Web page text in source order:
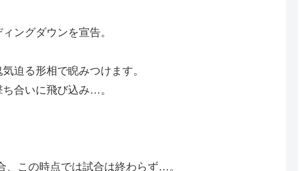
ングダウンを宣告。
迫る形相で睨みつけます。
合いに飛び込み…。
、この時点では試合は終わらず…。